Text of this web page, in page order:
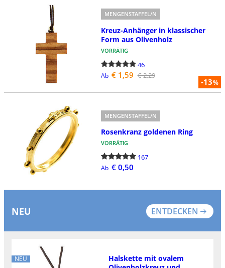
-13%
MENGENSTAFFEL/N
Kreuz-Anhänger in klassischer
Form aus Olivenholz
VORRÄTIG
46
Ab € 1,59 € 2,29
MENGENSTAFFEL/N
Rosenkranz goldenen Ring
VORRÄTIG
167
Ab € 0,50
NEU ENTDECKEN
NEU
Halskette mit ovalem